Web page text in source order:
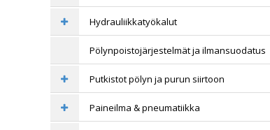
Hydrauliikkatyökalut
Pölynpoistojärjestelmät ja ilmansuodatus
Putkistot pölyn ja purun siirtoon
Paineilma & pneumatiikka